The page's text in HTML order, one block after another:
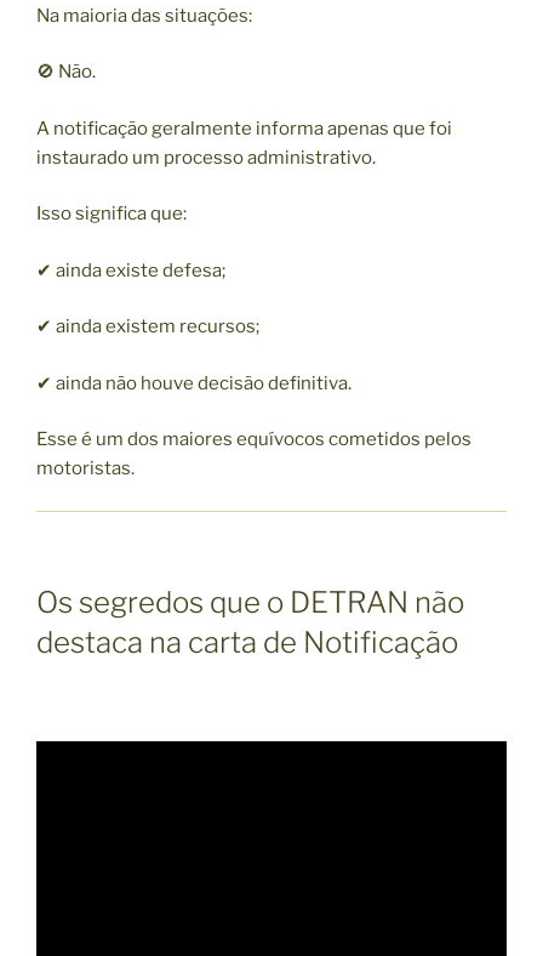
Na maioria das situações:
🚫 Não.
A notificação geralmente informa apenas que foi
instaurado um processo administrativo.
Isso significa que:
✔ ainda existe defesa;
✔ ainda existem recursos;
✔ ainda não houve decisão definitiva.
Esse é um dos maiores equívocos cometidos pelos
motoristas.
Os segredos que o DETRAN não
destaca na carta de Notificação